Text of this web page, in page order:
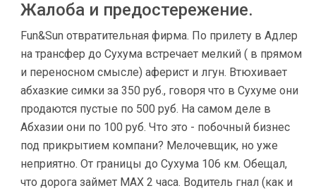
Жалоба и предостережение.
Fun&Sun отвратительная фирма. По прилету в Адлер
на трансфер до Сухума встречает мелкий ( в прямом
и переносном смысле) аферист и лгун. Втюхивает
абхазкие симки за 350 руб., говоря что в Сухуме они
продаются пустые по 500 руб. На самом деле в
Абхазии они по 100 руб. Что это - побочный бизнес
под прикрытием компани? Мелочевщик, но уже
неприятно. От границы до Сухума 106 км. Обещал,
что дорога займет МАХ 2 часа. Водитель гнал (как и